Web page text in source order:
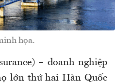
họa.
– doanh nghiệp
lớn thứ hai Hàn Quốc